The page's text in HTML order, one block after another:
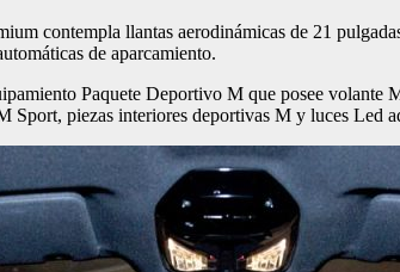
contempla llantas aerodinámicas de 21
de aparcamiento.
Paquete Deportivo M que posee volante
Sport, piezas interiores deportivas M y luces Led